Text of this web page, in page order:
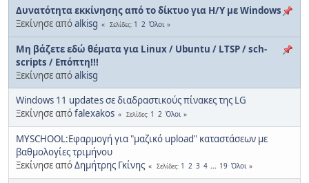
Δυνατότητα εκκίνησης από το δίκτυο για Η/Υ με Windows
Ξεκίνησε απόalkisg Σελίδες 1 2 Όλοι
Μη βάζετε εδώ θέματα για Linux / Ubuntu / LTSP / sch-
scripts / Επόπτη!!!
Ξεκίνησε απόalkisg
Windows 11 updates σε διαδραστικούς πίνακες της LG
Ξεκίνησε απόfalexakos Σελίδες 1 2 Όλοι
MYSCHOOL:Εφαρμογή για "μαζικό upload" καταστάσεων με
βαθμολογίες τριμήνου
Ξεκίνησε απόΔημήτρης Γκίνης Σελίδες 1 2 3 4 ... 19 Όλοι